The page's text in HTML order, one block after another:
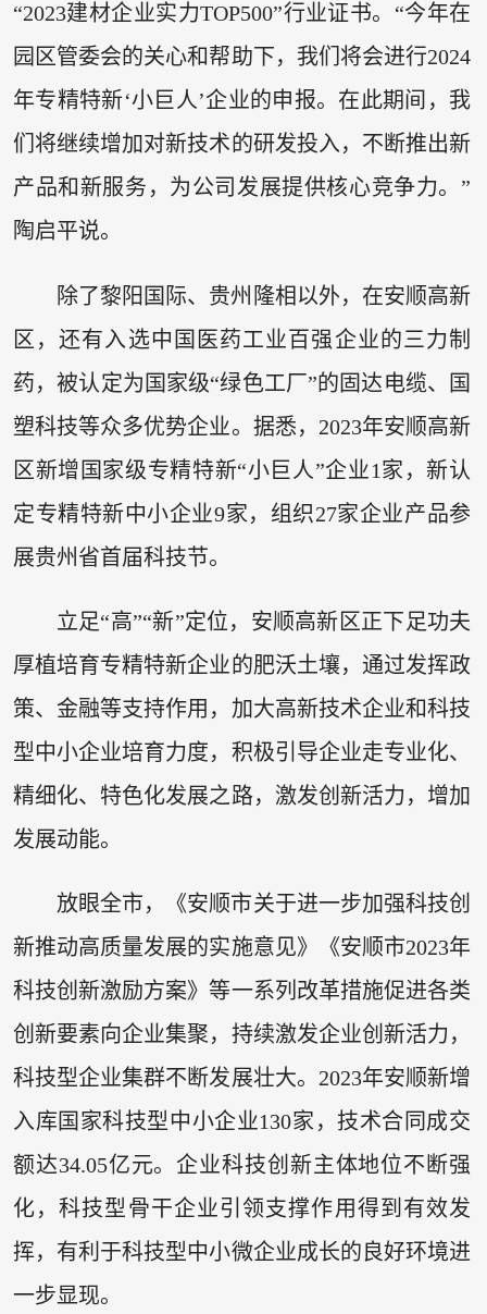
“2023建材企业实力TOP500”行业证书。“今年在
园区管委会的关心和帮助下，我们将会进行2024
年专精特新‘小巨人’企业的申报。在此期间，我
们将继续增加对新技术的研发投入，不断推出新
产品和新服务，为公司发展提供核心竞争力。”
陶启平说。
除了黎阳国际、贵州隆相以外，在安顺高新
区，还有入选中国医药工业百强企业的三力制
药，被认定为国家级“绿色工厂”的固达电缆、国
塑科技等众多优势企业。据悉，2023年安顺高新
区新增国家级专精特新“小巨人”企业1家，新认
定专精特新中小企业9家，组织27家企业产品参
展贵州省首届科技节。
立足“高”“新”定位，安顺高新区正下足功夫
厚植培育专精特新企业的肥沃土壤，通过发挥政
策、金融等支持作用，加大高新技术企业和科技
型中小企业培育力度，积极引导企业走专业化、
精细化、特色化发展之路，激发创新活力，增加
发展动能。
放眼全市，《安顺市关于进一步加强科技创
新推动高质量发展的实施意见》《安顺市2023年
科技创新激励方案》等一系列改革措施促进各类
创新要素向企业集聚，持续激发企业创新活力，
科技型企业集群不断发展壮大。2023年安顺新增
入库国家科技型中小企业130家，技术合同成交
额达34.05亿元。企业科技创新主体地位不断强
化，科技型骨干企业引领支撑作用得到有效发
挥，有利于科技型中小微企业成长的良好环境进
一步显现。